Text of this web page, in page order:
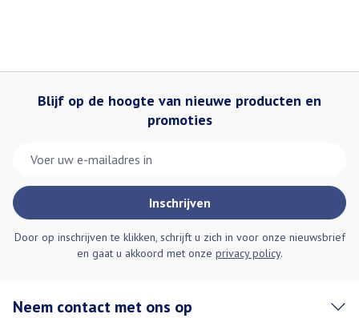
Blijf op de hoogte van nieuwe producten en
promoties
Inschrijven
Door op inschrijven te klikken, schrijft u zich in voor onze nieuwsbrief
en gaat u akkoord met onze privacy policy.
Neem contact met ons op